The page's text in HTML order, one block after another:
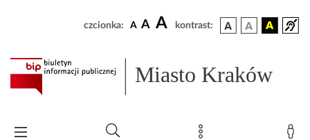
czcionka: A A A kontrast:
Miasto Kraków